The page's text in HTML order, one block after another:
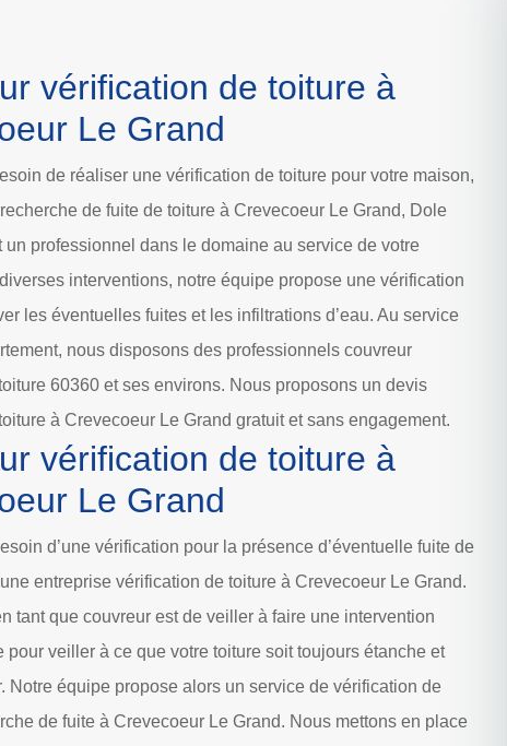
vérification de toiture à
Le Grand
de réaliser une vérification de toiture pour votre maison,
recherche de fuite de toiture à Crevecoeur Le Grand, Dole
un professionnel dans le domaine au service de votre
interventions, notre équipe propose une vérification
les éventuelles fuites et les infiltrations d’eau. Au service
nous disposons des professionnels couvreur
60360 et ses environs. Nous proposons un devis
à Crevecoeur Le Grand gratuit et sans engagement.
vérification de toiture à
Le Grand
d’une vérification pour la présence d’éventuelle fuite de
entreprise vérification de toiture à Crevecoeur Le Grand.
tant que couvreur est de veiller à faire une intervention
pour veiller à ce que votre toiture soit toujours étanche et
Notre équipe propose alors un service de vérification de
de fuite à Crevecoeur Le Grand. Nous mettons en place